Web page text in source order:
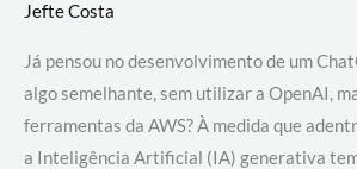
Jefte Costa
Já pensou no desenvolvimento de um
algo semelhante, sem utilizar a OpenAI,
ferramentas da AWS? À medida que
a Inteligência Artificial (IA) generativa